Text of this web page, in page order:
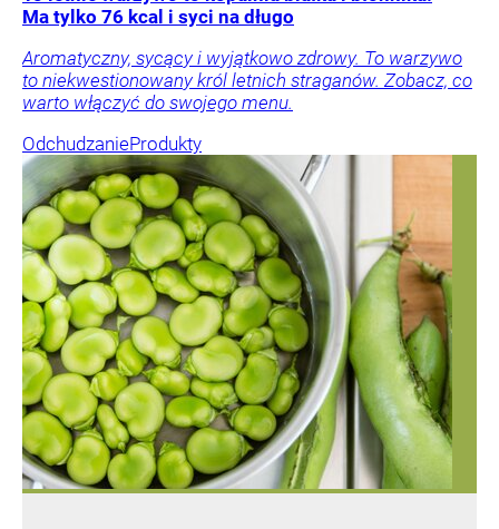
Ma tylko 76 kcal i syci na długo
Aromatyczny, sycący i wyjątkowo zdrowy. To warzywo
to niekwestionowany król letnich straganów. Zobacz, co
warto włączyć do swojego menu.
OdchudzanieProdukty